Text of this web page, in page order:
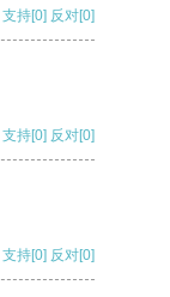
支持[0] 反对[0]
支持[0] 反对[0]
支持[0] 反对[0]